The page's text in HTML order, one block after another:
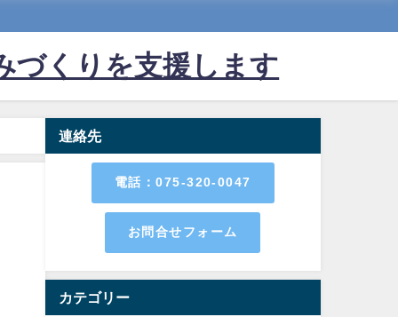
づくりを支援します
連絡先
電話：075-320-0047
お問合せフォーム
カテゴリー